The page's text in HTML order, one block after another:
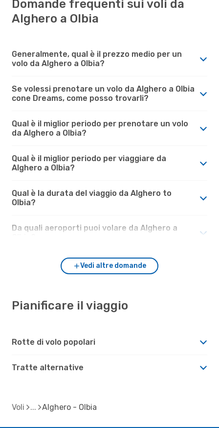
Domande frequenti sui voli da
Alghero a Olbia
Generalmente, qual è il prezzo medio per un
volo da Alghero a Olbia?
Se volessi prenotare un volo da Alghero a Olbia
cone Dreams, come posso trovarli?
Qual è il miglior periodo per prenotare un volo
da Alghero a Olbia?
Qual è il miglior periodo per viaggiare da
Alghero a Olbia?
Qual è la durata del viaggio da Alghero to
Olbia?
Da quali aeroporti puoi volare da Alghero a
Vedi altre domande
Pianificare il viaggio
Rotte di volo popolari
Tratte alternative
Voli Alghero - Olbia